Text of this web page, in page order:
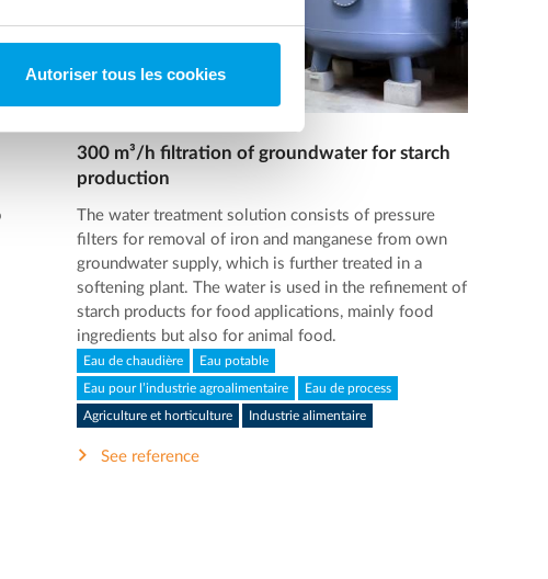
Autoriser tous les cookies
300 m³/h filtration of groundwater for starch
production
The water treatment solution consists of pressure
filters for removal of iron and manganese from own
groundwater supply, which is further treated in a
softening plant. The water is used in the refinement of
starch products for food applications, mainly food
ingredients but also for animal food.
Eau de chaudière Eau potable
Eau pour l’industrie agroalimentaire Eau de process
Agriculture et horticulture Industrie alimentaire
See reference